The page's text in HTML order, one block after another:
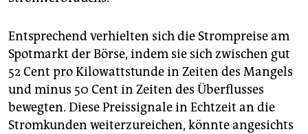
Entsprechend verhielten sich die Strompreise am
Spotmarkt der Börse, indem sie sich zwischen gut
52 Cent pro Kilowattstunde in Zeiten des Mangels
und minus 50 Cent in Zeiten des Überflusses
bewegten. Diese Preissignale in Echtzeit an die
Stromkunden weiterzureichen, könnte angesichts